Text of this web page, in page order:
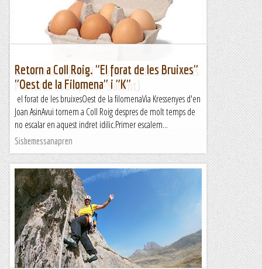
Circular Granja Coll "La Casa dels Ous"--Mas
Martorell (Santpedor-Sallent)
&nb...
Kimisades
Retorn a Coll Roig. "El forat de les Bruixes"
"Oest de la Filomena" i "K"
el forat de les bruixesOest de la filomenaVia Kressenyes d'en
Joan AsinAvui tornem a Coll Roig despres de molt temps de
no escalar en aquest indret idilic.Primer escalem...
Sisbemessanapren